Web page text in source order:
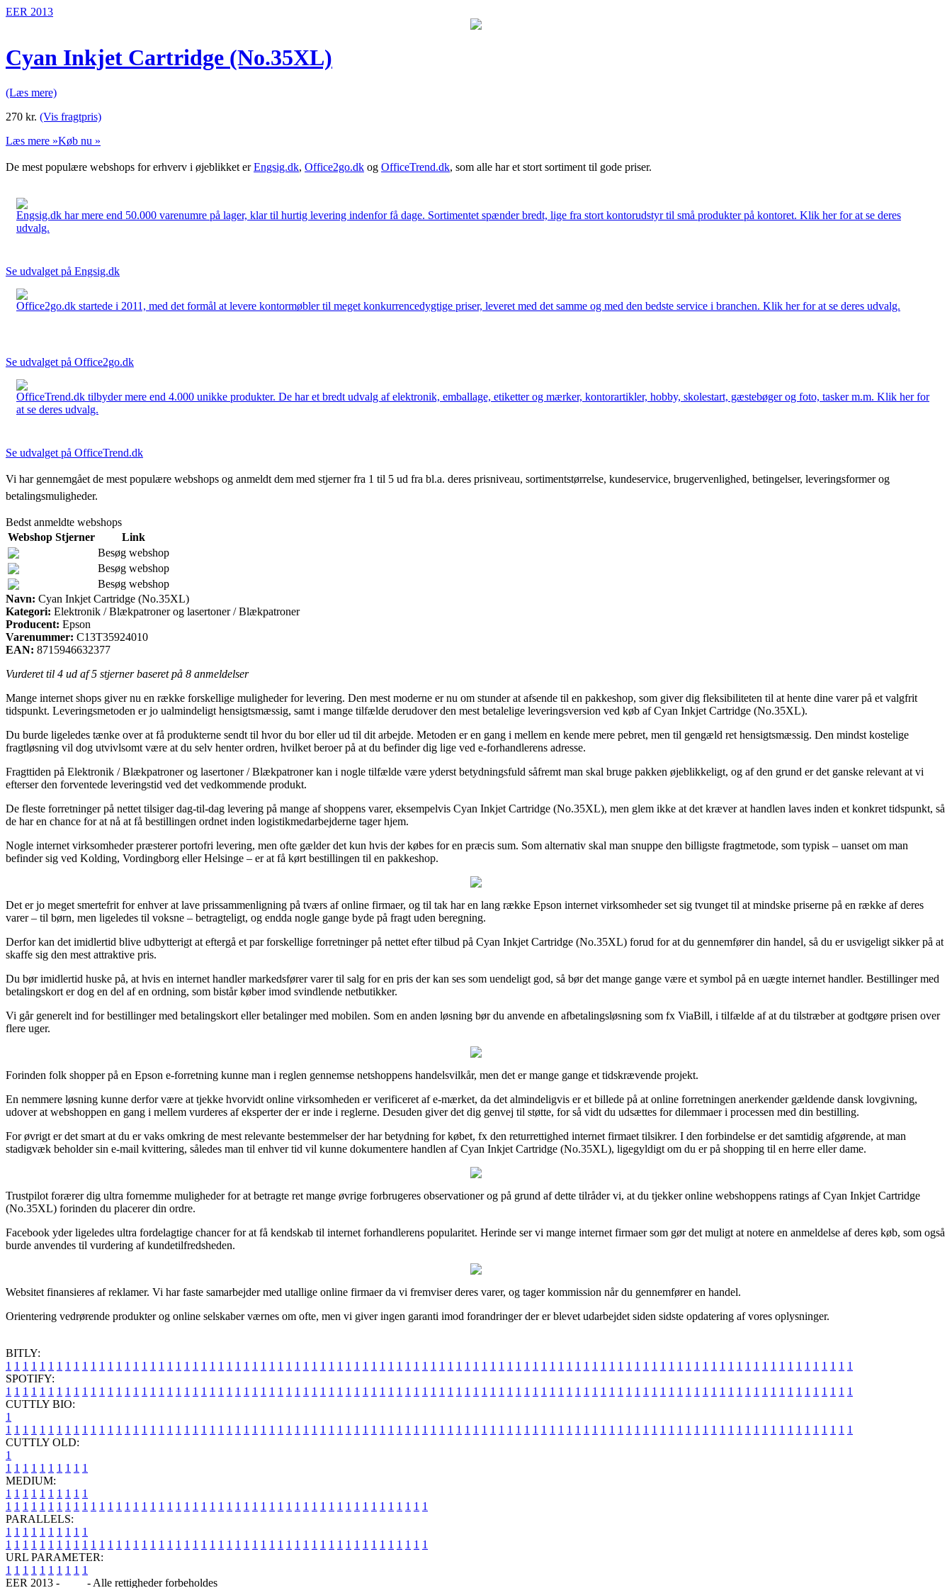
EER 2013
Cyan Inkjet Cartridge (No.35XL)
(Læs mere)
270 kr. (Vis fragtpris)
Læs mere »Køb nu »
De mest populære webshops for erhverv i øjeblikket erEngsig.dk, Office2go.dk og OfficeTrend.dk, som alle har et stort sortiment til gode priser.
Engsig.dk har mere end 50.000 varenumre på lager, klar til hurtig levering indenfor få dage. Sortimentet spænder bredt, lige fra stort kontorudstyr til små produkter på kontoret. Klik her for at se deres
udvalg.
Se udvalget på Engsig.dk
Office2go.dk startede i 2011, med det formål at levere kontormøbler til meget konkurrencedygtige priser, leveret med det samme og med den bedste service i branchen. Klik her for at se deres udvalg.
Se udvalget på Office2go.dk
OfficeTrend.dk tilbyder mere end 4.000 unikke produkter. De har et bredt udvalg af elektronik, emballage, etiketter og mærker, kontorartikler, hobby, skolestart, gæstebøger og foto, tasker m.m. Klik her for
at se deres udvalg.
Se udvalget på OfficeTrend.dk
Vi har gennemgået de mest populære webshops og anmeldt dem med stjerner fra 1 til 5 ud fra bl.a. deres prisniveau, sortimentstørrelse, kundeservice, brugervenlighed, betingelser, leveringsformer og
betalingsmuligheder.
Bedst anmeldte webshops
Webshop Stjerner
Link
Besøg webshop
Besøg webshop
Besøg webshop
Navn: Cyan Inkjet Cartridge (No.35XL)
Kategori: Elektronik / Blækpatroner og lasertoner / Blækpatroner
Producent: Epson
Varenummer: C13T35924010
EAN: 8715946632377
Vurderet til 4 ud af 5 stjerner baseret på 8 anmeldelser
Mange internet shops giver nu en række forskellige muligheder for levering. Den mest moderne er nu om stunder at afsende til en pakkeshop, som giver dig fleksibiliteten til at hente dine varer på et valgfrit
tidspunkt. Leveringsmetoden er jo ualmindeligt hensigtsmæssig, samt i mange tilfælde derudover den mest betalelige leveringsversion ved køb af Cyan Inkjet Cartridge (No.35XL).
Du burde ligeledes tænke over at få produkterne sendt til hvor du bor eller ud til dit arbejde. Metoden er en gang i mellem en kende mere pebret, men til gengæld ret hensigtsmæssig. Den mindst kostelige
fragtløsning vil dog utvivlsomt være at du selv henter ordren, hvilket beroer på at du befinder dig lige ved e-forhandlerens adresse.
Fragttiden på Elektronik / Blækpatroner og lasertoner / Blækpatroner kan i nogle tilfælde være yderst betydningsfuld såfremt man skal bruge pakken øjeblikkeligt, og af den grund er det ganske relevant at vi
efterser den forventede leveringstid ved det vedkommende produkt.
De fleste forretninger på nettet tilsiger dag-til-dag levering på mange af shoppens varer, eksempelvis Cyan Inkjet Cartridge (No.35XL), men glem ikke at det kræver at handlen laves inden et konkret tidspunkt, så
de har en chance for at nå at få bestillingen ordnet inden logistikmedarbejderne tager hjem.
Nogle internet virksomheder præsterer portofri levering, men ofte gælder det kun hvis der købes for en præcis sum. Som alternativ skal man snuppe den billigste fragtmetode, som typisk – uanset om man
befinder sig ved Kolding, Vordingborg eller Helsinge – er at få kørt bestillingen til en pakkeshop.
Det er jo meget smertefrit for enhver at lave prissammenligning på tværs af online firmaer, og til tak har en lang række Epson internet virksomheder set sig tvunget til at mindske priserne på en række af deres
varer – til børn, men ligeledes til voksne – betragteligt, og endda nogle gange byde på fragt uden beregning.
Derfor kan det imidlertid blive udbytterigt at eftergå et par forskellige forretninger på nettet efter tilbud på Cyan Inkjet Cartridge (No.35XL) forud for at du gennemfører din handel, så du er usvigeligt sikker på at
skaffe sig den mest attraktive pris.
Du bør imidlertid huske på, at hvis en internet handler markedsfører varer til salg for en pris der kan ses som uendeligt god, så bør det mange gange være et symbol på en uægte internet handler. Bestillinger med
betalingskort er dog en del af en ordning, som bistår køber imod svindlende netbutikker.
Vi går generelt ind for bestillinger med betalingskort eller betalinger med mobilen. Som en anden løsning bør du anvende en afbetalingsløsning som fx ViaBill, i tilfælde af at du tilstræber at godtgøre prisen over
flere uger.
Forinden folk shopper på en Epson e-forretning kunne man i reglen gennemse netshoppens handelsvilkår, men det er mange gange et tidskrævende projekt.
En nemmere løsning kunne derfor være at tjekke hvorvidt online virksomheden er verificeret af e-mærket, da det almindeligvis er et billede på at online forretningen anerkender gældende dansk lovgivning,
udover at webshoppen en gang i mellem vurderes af eksperter der er inde i reglerne. Desuden giver det dig genvej til støtte, for så vidt du udsættes for dilemmaer i processen med din bestilling.
For øvrigt er det smart at du er vaks omkring de mest relevante bestemmelser der har betydning for købet, fx den returrettighed internet firmaet tilsikrer. I den forbindelse er det samtidig afgørende, at man
stadigvæk beholder sin e-mail kvittering, således man til enhver tid vil kunne dokumentere handlen af Cyan Inkjet Cartridge (No.35XL), ligegyldigt om du er på shopping til en herre eller dame.
Trustpilot forærer dig ultra fornemme muligheder for at betragte ret mange øvrige forbrugeres observationer og på grund af dette tilråder vi, at du tjekker online webshoppens ratings af Cyan Inkjet Cartridge
(No.35XL) forinden du placerer din ordre.
Facebook yder ligeledes ultra fordelagtige chancer for at få kendskab til internet forhandlerens popularitet. Herinde ser vi mange internet firmaer som gør det muligt at notere en anmeldelse af deres køb, som også
burde anvendes til vurdering af kundetilfredsheden.
Websitet finansieres af reklamer. Vi har faste samarbejder med utallige online firmaer da vi fremviser deres varer, og tager kommission når du gennemfører en handel.
Orientering vedrørende produkter og online selskaber værnes om ofte, men vi giver ingen garanti imod forandringer der er blevet udarbejdet siden sidste opdatering af vores oplysninger.
BITLY:
1 1 1 1 1 1 1 1 1 1 1 1 1 1 1 1 1 1 1 1 1 1 1 1 1 1 1 1 1 1 1 1 1 1 1 1 1 1 1 1 1 1 1 1 1 1 1 1 1 1 1 1 1 1 1 1 1 1 1 1 1 1 1 1 1 1 1 1 1 1 1 1 1 1 1 1 1 1 1 1 1 1 1 1 1 1 1 1 1 1 1 1 1 1 1 1 1 1 1 1
SPOTIFY:
1 1 1 1 1 1 1 1 1 1 1 1 1 1 1 1 1 1 1 1 1 1 1 1 1 1 1 1 1 1 1 1 1 1 1 1 1 1 1 1 1 1 1 1 1 1 1 1 1 1 1 1 1 1 1 1 1 1 1 1 1 1 1 1 1 1 1 1 1 1 1 1 1 1 1 1 1 1 1 1 1 1 1 1 1 1 1 1 1 1 1 1 1 1 1 1 1 1 1 1
CUTTLY BIO:
1
1 1 1 1 1 1 1 1 1 1 1 1 1 1 1 1 1 1 1 1 1 1 1 1 1 1 1 1 1 1 1 1 1 1 1 1 1 1 1 1 1 1 1 1 1 1 1 1 1 1 1 1 1 1 1 1 1 1 1 1 1 1 1 1 1 1 1 1 1 1 1 1 1 1 1 1 1 1 1 1 1 1 1 1 1 1 1 1 1 1 1 1 1 1 1 1 1 1 1 1
CUTTLY OLD:
1
1 1 1 1 1 1 1 1 1 1
MEDIUM:
1 1 1 1 1 1 1 1 1 1
1 1 1 1 1 1 1 1 1 1 1 1 1 1 1 1 1 1 1 1 1 1 1 1 1 1 1 1 1 1 1 1 1 1 1 1 1 1 1 1 1 1 1 1 1 1 1 1 1 1
PARALLELS:
1 1 1 1 1 1 1 1 1 1
1 1 1 1 1 1 1 1 1 1 1 1 1 1 1 1 1 1 1 1 1 1 1 1 1 1 1 1 1 1 1 1 1 1 1 1 1 1 1 1 1 1 1 1 1 1 1 1 1 1
URL PARAMETER:
1 1 1 1 1 1 1 1 1 1
EER 2013 -
- Alle rettigheder forbeholdes